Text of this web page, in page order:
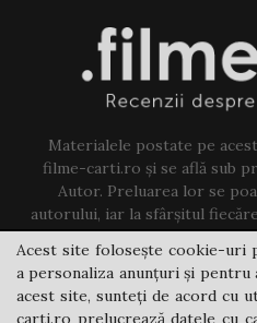
Materialele postate pe
filme-carti.ro și se află sub
Autor. Preluarea lor se
autorului, iar la sfârșitul
existe un link
Contact us:
Acest site folosește cookie-uri
a personaliza anunțuri și
acest site, sunteți de acord cu
carti.ro prelucrează datele cu